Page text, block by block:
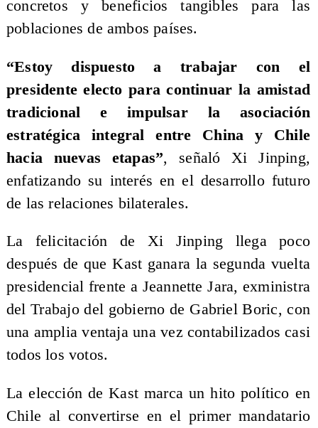
concretos y beneficios tangibles para las
poblaciones de ambos países.
“Estoy dispuesto a trabajar con el
presidente electo para continuar la amistad
tradicional e impulsar la asociación
estratégica integral entre China y Chile
hacia nuevas etapas”, señaló Xi Jinping,
enfatizando su interés en el desarrollo futuro
de las relaciones bilaterales.
La felicitación de Xi Jinping llega poco
después de que Kast ganara la segunda vuelta
presidencial frente a Jeannette Jara, exministra
del Trabajo del gobierno de Gabriel Boric, con
una amplia ventaja una vez contabilizados casi
todos los votos.
La elección de Kast marca un hito político en
Chile al convertirse en el primer mandatario